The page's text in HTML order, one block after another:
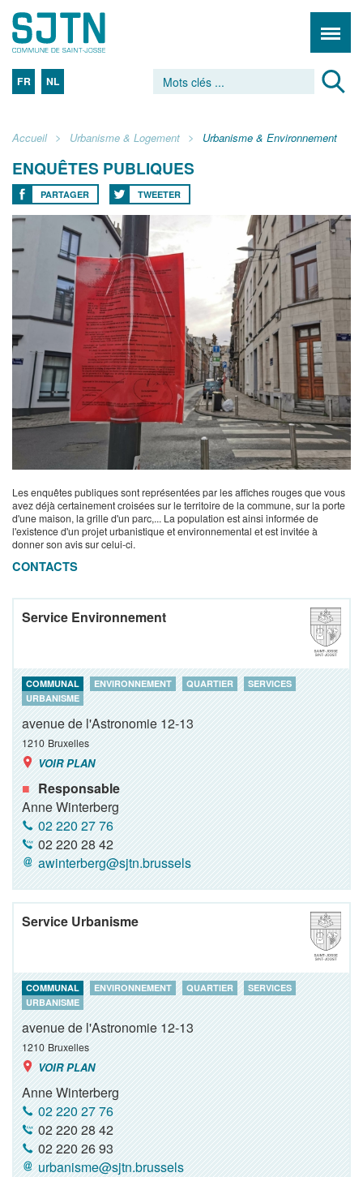
FR NL
Accueil Urbanisme & Logement Urbanisme & Environnement
ENQUÊTES PUBLIQUES
PARTAGER TWEETER
Les enquêtes publiques sont représentées par les affiches rouges que vous
avez déjà certainement croisées sur le territoire de la commune, sur la porte
d'une maison, la grille d'un parc,... La population est ainsi informée de
l'existence d'un projet urbanistique et environnemental et est invitée à
donner son avis sur celui-ci.
CONTACTS
Service Environnement
COMMUNAL ENVIRONNEMENT QUARTIER
SERVICES
URBANISME
avenue de l'Astronomie 12-13
1210 Bruxelles
VOIR PLAN
Responsable
Anne Winterberg
02 220 27 76
02 220 28 42
awinterberg@sjtn.brussels
Service Urbanisme
COMMUNAL ENVIRONNEMENT QUARTIER
SERVICES
URBANISME
avenue de l'Astronomie 12-13
1210 Bruxelles
VOIR PLAN
Anne Winterberg
02 220 27 76
02 220 28 42
02 220 26 93
urbanisme@sjtn.brussels